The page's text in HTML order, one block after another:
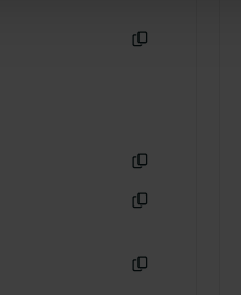
to them or that they’ve